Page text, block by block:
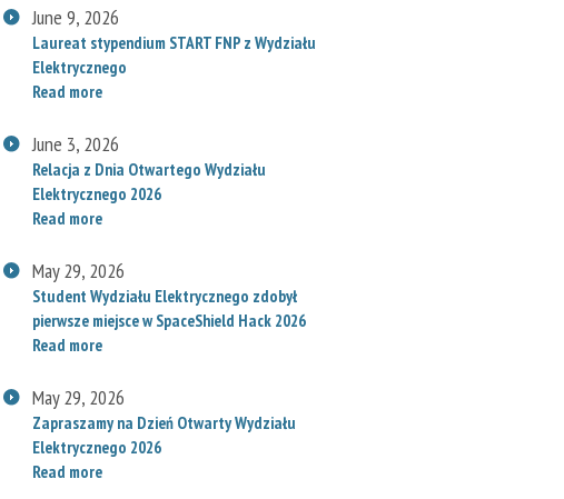
June 9, 2026
Laureat stypendium START FNP z Wydziału
Elektrycznego
Read more
June 3, 2026
Relacja z Dnia Otwartego Wydziału
Elektrycznego 2026
Read more
May 29, 2026
Student Wydziału Elektrycznego zdobył
pierwsze miejsce w SpaceShield Hack 2026
Read more
May 29, 2026
Zapraszamy na Dzień Otwarty Wydziału
Elektrycznego 2026
Read more